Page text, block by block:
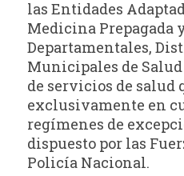
las Entidades
Medicina Prepagada
Departamentales,
Municipales de
de servicios de salud
exclusivamente en
regímenes de
dispuesto por las
Policía Nacional.